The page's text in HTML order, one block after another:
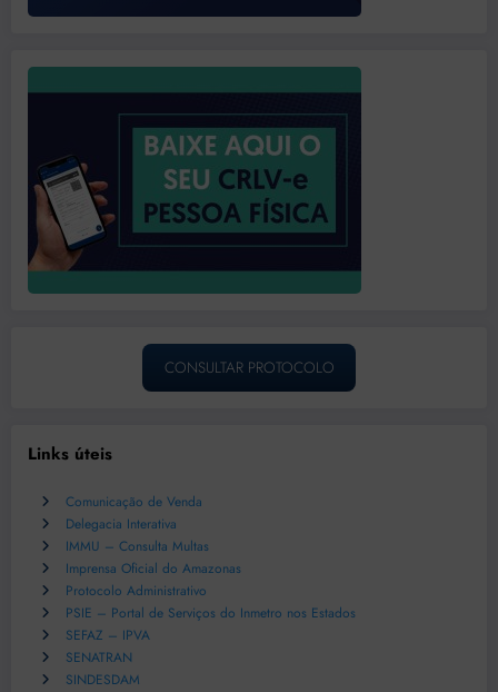
CONSULTAR PROTOCOLO
Links úteis
Comunicação de Venda
Delegacia Interativa
IMMU – Consulta Multas
Imprensa Oficial do Amazonas
Protocolo Administrativo
PSIE – Portal de Serviços do Inmetro nos Estados
SEFAZ – IPVA
SENATRAN
SINDESDAM